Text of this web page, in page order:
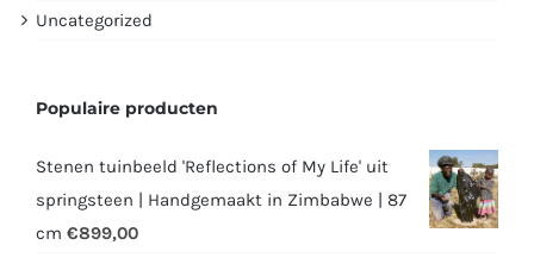
Uncategorized
Populaire producten
Stenen tuinbeeld 'Reflections of My Life' uit
springsteen | Handgemaakt in Zimbabwe | 87
cm €899,00